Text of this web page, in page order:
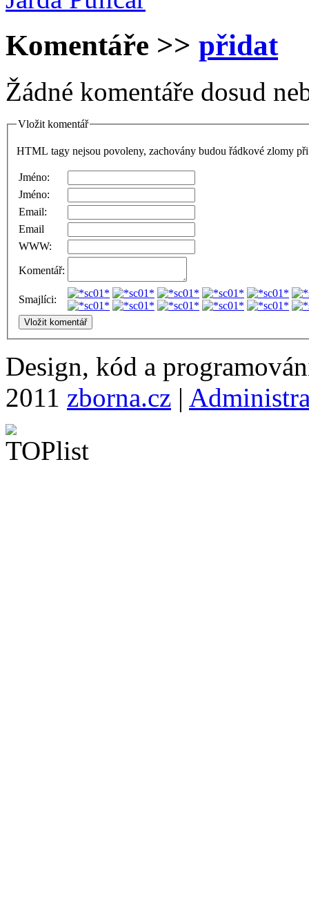
Komentáře >> přidat
Žádné komentáře dosud
Vložit komentář
HTML tagy nejsou povoleny, zachovány budou řádkové zlomy
Jméno:
Jméno:
Email:
Email
WWW:
Komentář:
Smajlíci:
Design, kód a
2011 zborna.cz |